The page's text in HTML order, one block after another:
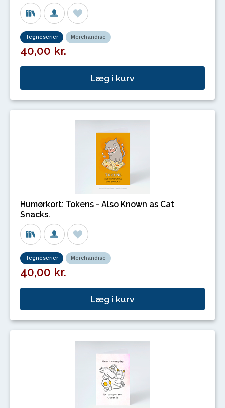
Tegneserier Merchandise
40,00 kr.
Læg i kurv
Humørkort: Tokens - Also Known as Cat
Snacks.
Tegneserier Merchandise
40,00 kr.
Læg i kurv